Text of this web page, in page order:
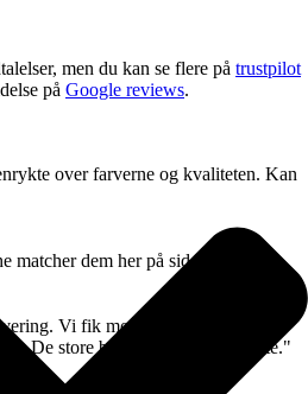
men du kan se flere på trustpilot
på Google reviews.
over farverne og kvaliteten. Kan
matcher dem her på siden".
Vi fik motiverne efter 3
De store billeder er virkelig flotte."